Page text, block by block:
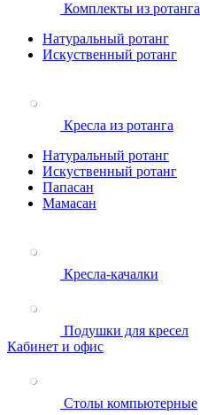
Комплекты из ротанга
Натуральный ротанг
Искуственный ротанг
Кресла из ротанга
Натуральный ротанг
Искуственный ротанг
Папасан
Мамасан
Кресла-качалки
Подушки для кресел
Кабинет и офис
Столы компьютерные